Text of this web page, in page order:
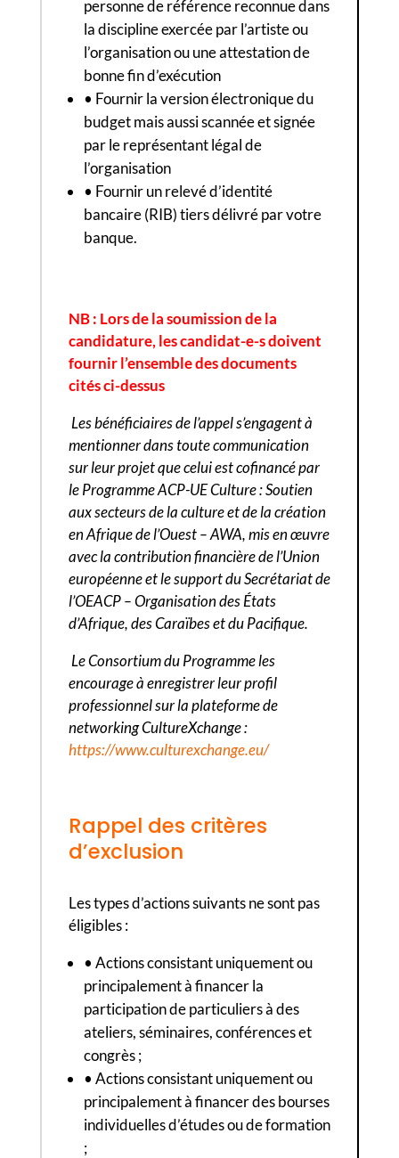
personne de référence reconnue dans
la discipline exercée par l’artiste ou
l’organisation ou une attestation de
bonne fin d’exécution
• Fournir la version électronique du
budget mais aussi scannée et signée
par le représentant légal de
l’organisation
• Fournir un relevé d’identité
bancaire (RIB) tiers délivré par votre
banque.
NB : Lors de la soumission de la
candidature, les candidat-e-s doivent
fournir l’ensemble des documents
cités ci-dessus
Les bénéficiaires de l’appel s’engagent à
mentionner dans toute communication
sur leur projet que celui est cofinancé par
le Programme ACP-UE Culture : Soutien
aux secteurs de la culture et de la création
en Afrique de l’Ouest – AWA, mis en œuvre
avec la contribution financière de l’Union
européenne et le support du Secrétariat de
l’OEACP – Organisation des États
d’Afrique, des Caraïbes et du Pacifique.
Le Consortium du Programme les
encourage à enregistrer leur profil
professionnel sur la plateforme de
networking CultureXchange :
https://www.culturexchange.eu/
Rappel des critères
d’exclusion
Les types d’actions suivants ne sont pas
éligibles :
• Actions consistant uniquement ou
principalement à financer la
participation de particuliers à des
ateliers, séminaires, conférences et
congrès ;
• Actions consistant uniquement ou
principalement à financer des bourses
individuelles d’études ou de formation
;